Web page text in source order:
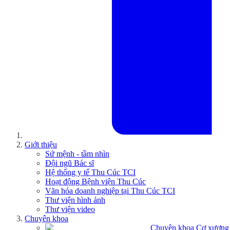
Giới thiệu
Sứ mệnh - tầm nhìn
Đội ngũ Bác sĩ
Hệ thống y tế Thu Cúc TCI
Hoạt động Bệnh viện Thu Cúc
Văn hóa doanh nghiệp tại Thu Cúc TCI
Thư viện hình ảnh
Thư viện video
Chuyên khoa
Chuyên khoa Cơ